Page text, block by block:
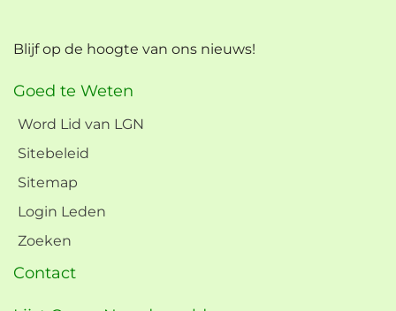
Blijf op de hoogte van ons nieuws!
Goed te Weten
Word Lid van LGN
Sitebeleid
Sitemap
Login Leden
Zoeken
Contact